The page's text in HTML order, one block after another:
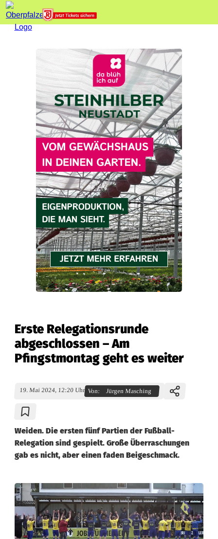
Erste Relegationsrunde
abgeschlossen – Am
Pfingstmontag geht es weiter
19. Mai 2024, 12:20 Uhr Von: Jürgen Masching
Weiden. Die ersten fünf Partien der Fußball-
Relegation sind gespielt. Große Überraschungen
gab es nicht, aber einen faden Beigeschmack.
E
r